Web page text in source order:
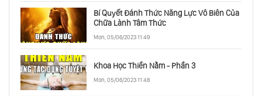
Nhà Lãnh Đạo Vĩ Đại Truyền Cảm Hứng Cho
Bí Quyết Đánh Thức Năng Lực Vô Biên Của
Chữa Lành Tâm Thức
Mon, 05/06/2023 11:49
Khoa Học Thiền Nằm - Phần 3
Mon, 05/06/2023 11:48